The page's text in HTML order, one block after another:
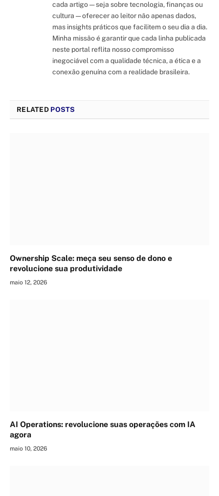
cada artigo — seja sobre tecnologia, finanças ou
cultura — oferecer ao leitor não apenas dados,
mas insights práticos que facilitem o seu dia a dia.
Minha missão é garantir que cada linha publicada
neste portal reflita nosso compromisso
inegociável com a qualidade técnica, a ética e a
conexão genuína com a realidade brasileira.
RELATED POSTS
Ownership Scale: meça seu senso de dono e
revolucione sua produtividade
maio 12, 2026
AI Operations: revolucione suas operações com IA
agora
maio 10, 2026